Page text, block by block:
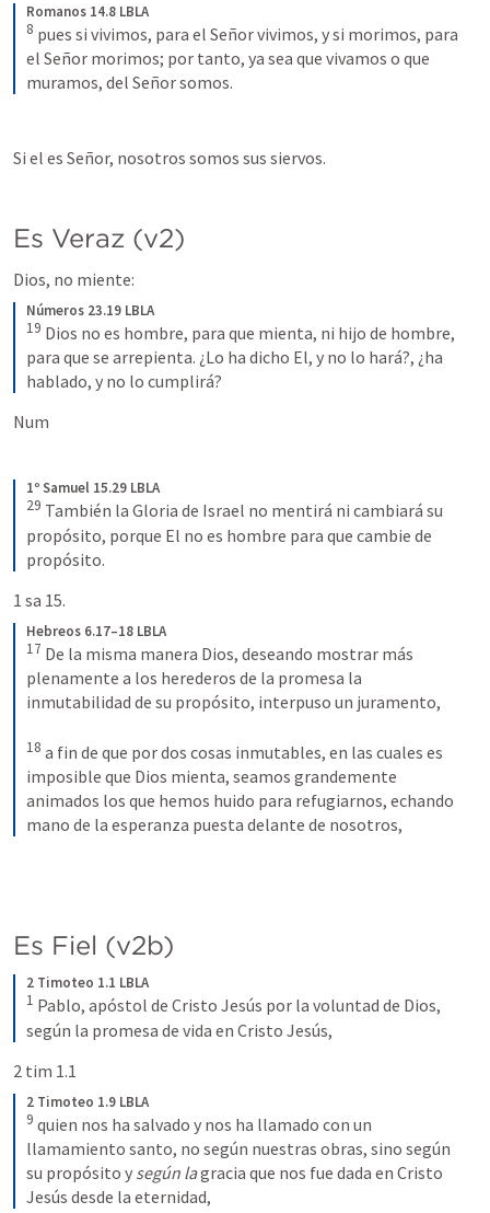
Romanos 14.8 LBLA
8 pues si vivimos, para el Señor vivimos, y si morimos, para
el Señor morimos; por tanto, ya sea que vivamos o que
muramos, del Señor somos.
Si el es Señor, nosotros somos sus siervos.
Es Veraz (v2)
Dios, no miente:
Números 23.19 LBLA
19 Dios no es hombre, para que mienta, ni hijo de hombre,
para que se arrepienta. ¿Lo ha dicho El, y no lo hará?, ¿ha
hablado, y no lo cumplirá?
Num
1º Samuel 15.29 LBLA
29 También la Gloria de Israel no mentirá ni cambiará su
propósito, porque El no es hombre para que cambie de
propósito.
1 sa 15.
Hebreos 6.17–18 LBLA
17 De la misma manera Dios, deseando mostrar más
plenamente a los herederos de la promesa la
inmutabilidad de su propósito, interpuso un juramento,
18 a fin de que por dos cosas inmutables, en las cuales es
imposible que Dios mienta, seamos grandemente
animados los que hemos huido para refugiarnos, echando
mano de la esperanza puesta delante de nosotros,
Es Fiel (v2b)
2 Timoteo 1.1 LBLA
1 Pablo, apóstol de Cristo Jesús por la voluntad de Dios,
según la promesa de vida en Cristo Jesús,
2 tim 1.1
2 Timoteo 1.9 LBLA
9 quien nos ha salvado y nos ha llamado con un
llamamiento santo, no según nuestras obras, sino según
su propósito y según la gracia que nos fue dada en Cristo
Jesús desde la eternidad,